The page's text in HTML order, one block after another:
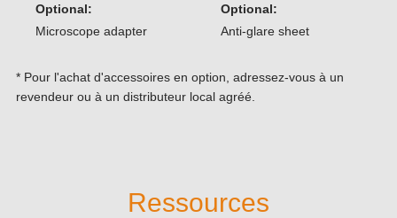
Optional:
Microscope adapter
Optional:
Anti-glare sheet
* Pour l'achat d'accessoires en option, adressez-vous à un
revendeur ou à un distributeur local agréé.
Ressources